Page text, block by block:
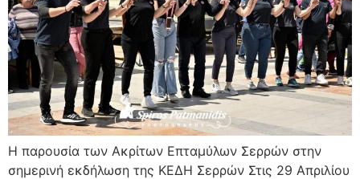
Η παρουσία των Ακρίτων Επταμύλων Σερρών στην
σημερινή εκδήλωση της ΚΕΔΗ Σερρών Στις 29 Απριλίου